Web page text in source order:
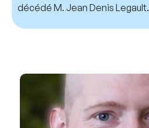
décédé M. Jean Denis Legault.